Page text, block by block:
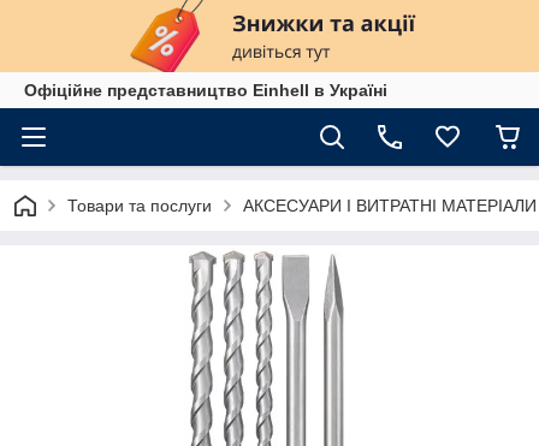
Офіційне представництво Einhell в Україні
Товари та послуги АКСЕСУАРИ І ВИТРАТНІ МАТЕРІАЛИ